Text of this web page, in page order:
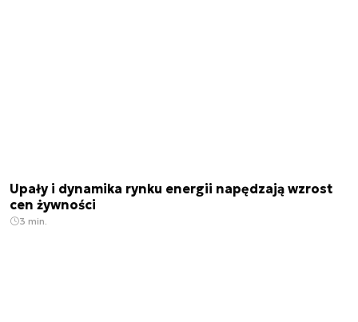
Upały i dynamika rynku energii napędzają wzrost
cen żywności
3 min.